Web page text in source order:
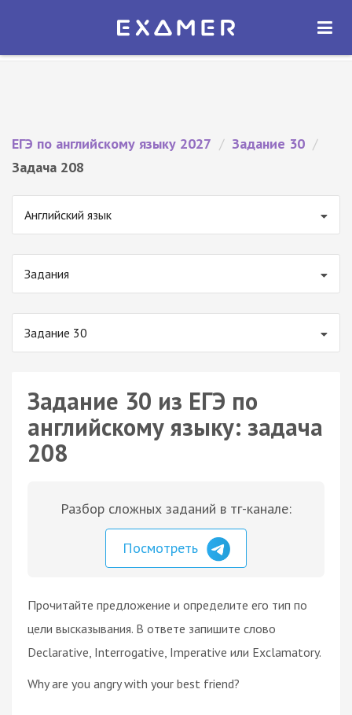
Экзамер — ЕГЭ 2027
ОТКРЫТЬ
ЕГЭ по английскому языку 2027 / Задание 30 /
Задача 208
Английский язык
Задания
Задание 30
Задание 30 из ЕГЭ по
английскому языку: задача
208
Разбор сложных заданий в тг-канале:
Посмотреть
Прочитайте предложение и определите его тип по
цели высказывания. В ответе запишите слово
Declarative, Interrogative, Imperative или Exclamatory.
Why are you angry with your best friend?